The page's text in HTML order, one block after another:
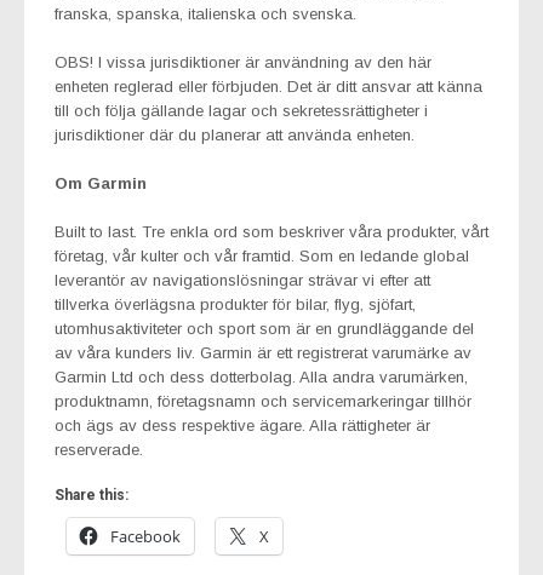
franska, spanska, italienska och svenska.
OBS! I vissa jurisdiktioner är användning av den här
enheten reglerad eller förbjuden. Det är ditt ansvar att känna
till och följa gällande lagar och sekretessrättigheter i
jurisdiktioner där du planerar att använda enheten.
Om Garmin
Built to last. Tre enkla ord som beskriver våra produkter, vårt
företag, vår kulter och vår framtid. Som en ledande global
leverantör av navigationslösningar strävar vi efter att
tillverka överlägsna produkter för bilar, flyg, sjöfart,
utomhusaktiviteter och sport som är en grundläggande del
av våra kunders liv. Garmin är ett registrerat varumärke av
Garmin Ltd och dess dotterbolag. Alla andra varumärken,
produktnamn, företagsnamn och servicemarkeringar tillhör
och ägs av dess respektive ägare. Alla rättigheter är
reserverade.
Share this:
Facebook X